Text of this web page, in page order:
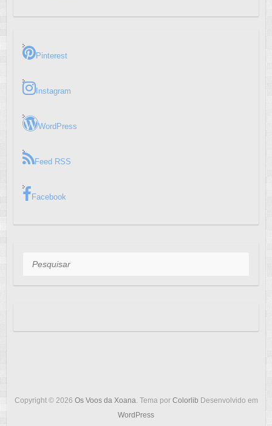
Pinterest
Instagram
WordPress
Feed RSS
Facebook
Pesquisar
Copyright © 2026 Os Voos da Xoana. Tema por Colorlib Desenvolvido em
WordPress